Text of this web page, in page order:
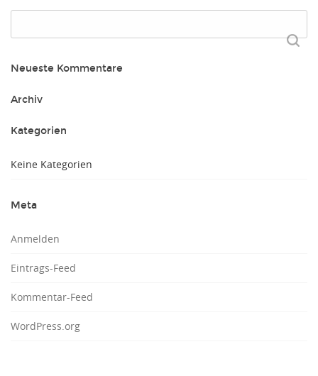
nach:
Neueste Kommentare
Archiv
Kategorien
Keine Kategorien
Meta
Anmelden
Eintrags-Feed
Kommentar-Feed
WordPress.org